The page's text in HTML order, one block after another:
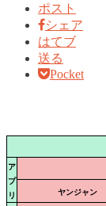
ポスト
シェア
はてブ
送る
Pocket
ア
プ
リ
ヤンジャン